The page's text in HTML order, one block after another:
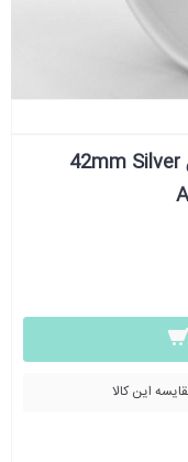
ساعت هوشمند اپل سری 2 مدل 42mm Silver
این کالا